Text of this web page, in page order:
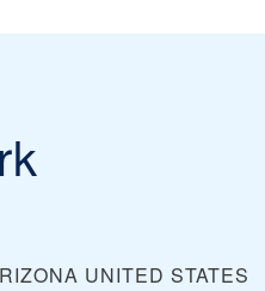
UNITED STATES